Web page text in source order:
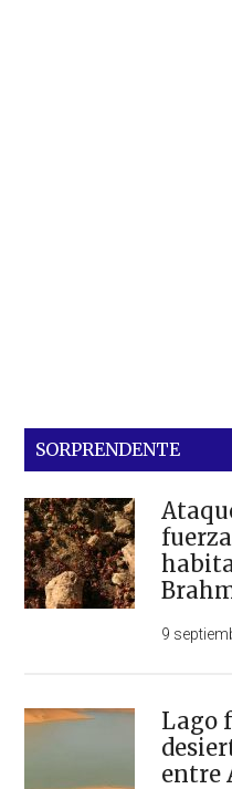
SORPRENDENTE
9
Lago
entre